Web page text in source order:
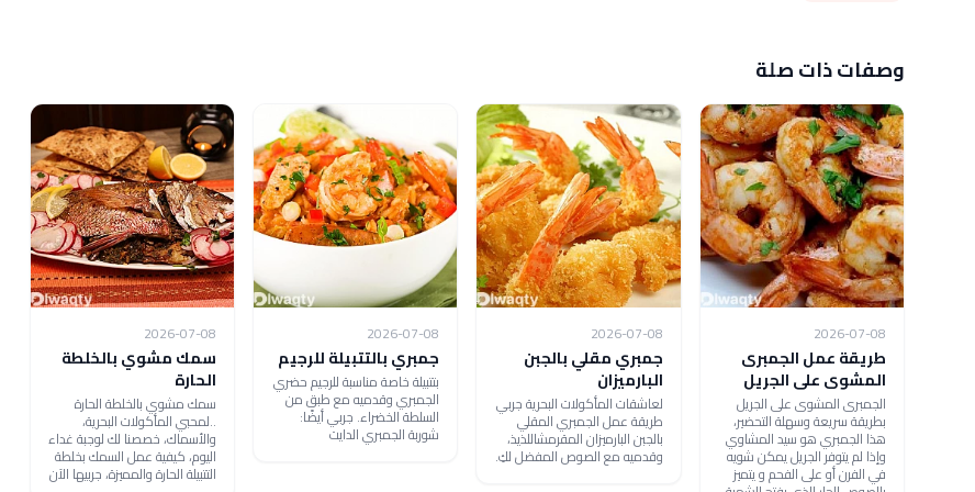
وصفات ذات صلة
2026-07-08
طريقة عمل الجمبرى
المشوى على الجريل
الجمبرى المشوى على الجريل
بطريقة سريعة وسهلة التحضير،
هذا الجمبري هو سيد المشاوي
وإذا لم يتوفر الجريل يمكن شويه
في الفرن أو على الفحم و يتميز
2026-07-08
جمبري مقلي بالجبن
البارميزان
لعاشقات المأكولات البحرية جربي
طريقة عمل الجمبري المقلي
بالجبن البارميزان المقرمشاللذيذ،
وقدميه مع الصوص المفضل لكِ.
2026-07-08
جمبري بالتتبيلة للرجيم
بتتبيلة خاصة مناسبة للرجيم حضري
الجمبري وقدميه مع طبق من
السلطة الخضراء. جربي أيضًا:
شوربة الجمبري الدايت
2026-07-08
سمك مشوي بالخلطة
الحارة
سمك مشوي بالخلطة الحارة
..لمحبي المأكولات البحرية،
والأسماك، خصصنا لك لوجبة غداء
اليوم، كيفية عمل السمك بخلطة
التتبيلة الحارة والمميزة، جربيها الآن